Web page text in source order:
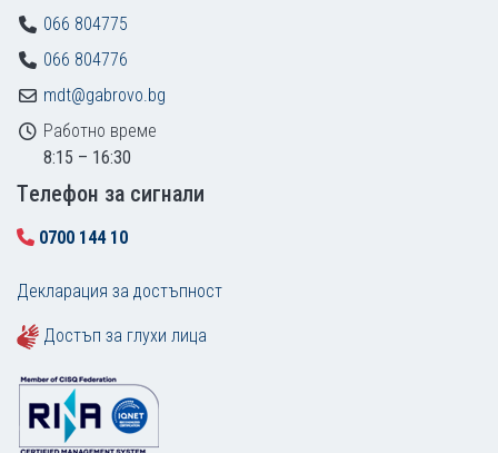
066 804775
066 804776
mdt@gabrovo.bg
Работно време
8:15 – 16:30
Tелефон за сигнали
0700 144 10
Декларация за достъпност
Достъп за глухи лица